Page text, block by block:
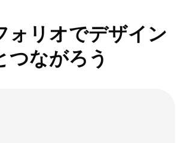
ォリオでデザイン
つながろう